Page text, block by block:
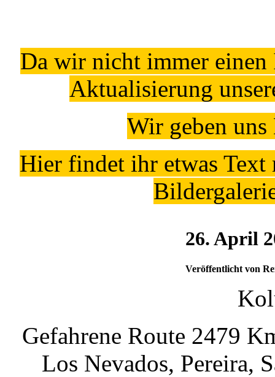
Da wir nicht immer
Aktualisierung
Wir geben
Hier findet ihr etwas
26. April
Veröffentlicht von
Gefahrene Route 2479
Los Nevados, Pereira,